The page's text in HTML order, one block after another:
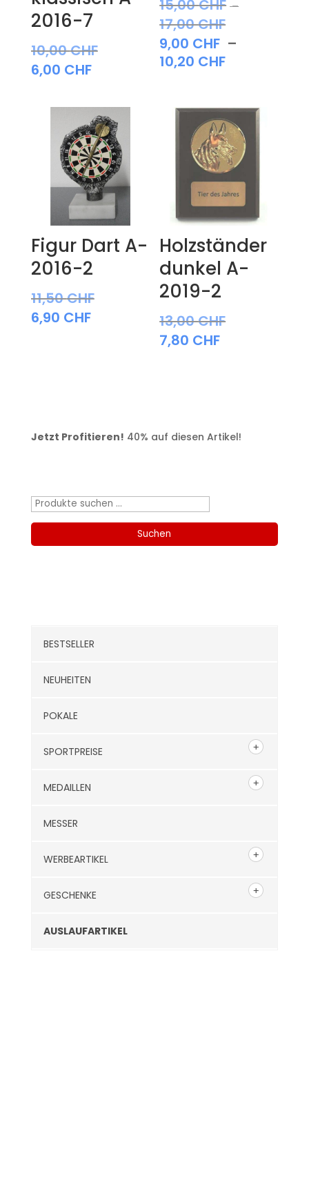
2016-7
10,00CHF
6,00 CHF
15,00CHF –
17,00CHF
15,00 CHF
9,00 CHF –
10,20 CHF
10,20 CHF
Figur Dart A-
2016-2
11,50CHF
6,90 CHF
Holzständer
dunkel A-
2019-2
13,00CHF
7,80 CHF
Jetzt Profitieren! 40% auf diesen Artikel!
Suchen
Suchen
BESTSELLER
NEUHEITEN
POKALE
SPORTPREISE
MEDAILLEN
MESSER
WERBEARTIKEL
GESCHENKE
AUSLAUFARTIKEL